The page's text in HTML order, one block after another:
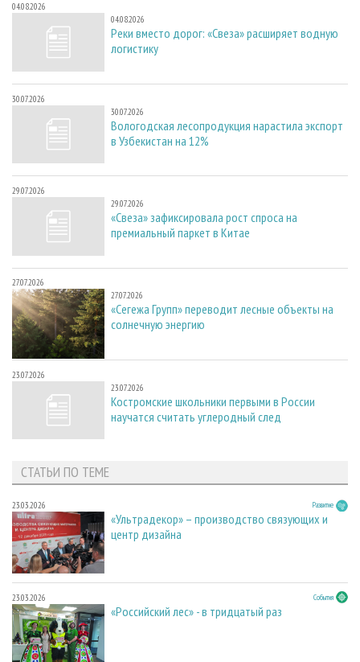
04.08.2026
04.08.2026
Реки вместо дорог: «Свеза» расширяет водную
логистику
30.07.2026
30.07.2026
Вологодская лесопродукция нарастила экспорт
в Узбекистан на 12%
29.07.2026
29.07.2026
«Свеза» зафиксировала рост спроса на
премиальный паркет в Китае
27.07.2026
27.07.2026
«Сегежа Групп» переводит лесные объекты на
солнечную энергию
23.07.2026
23.07.2026
Костромские школьники первыми в России
научатся считать углеродный след
СТАТЬИ ПО ТЕМЕ
23.03.2026 Развитие
«Ультрадекор» – производство связующих и
центр дизайна
23.03.2026 События
«Российский лес» - в тридцатый раз